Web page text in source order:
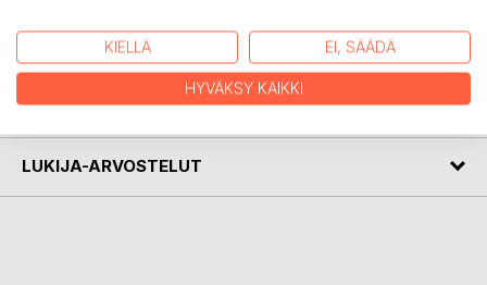
KIRJAILIJA
LEHDISTÖARVOSTELUT
LUKIJA-ARVOSTELUT
KIELLÄ EI, SÄÄDÄ
HYVÄKSY KAIKKI